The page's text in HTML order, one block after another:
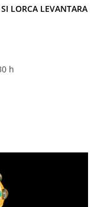
LORCA LEVANTARA
h